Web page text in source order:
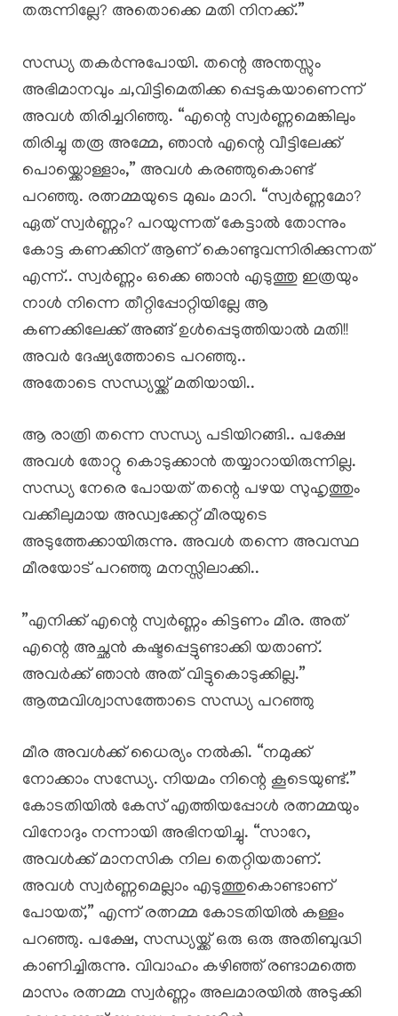
തരുന്നില്ലേ? അതൊക്കെ മതി നിനക്ക്.”
സന്ധ്യ തകർന്നുപോയി. തന്റെ അന്തസ്സും
അഭിമാനവും ച,വിട്ടിമെതിക്ക പ്പെടുകയാണെന്ന്
അവൾ തിരിച്ചറിഞ്ഞു. “എന്റെ സ്വർണ്ണമെങ്കിലും
തിരിച്ചു തരൂ അമ്മേ, ഞാൻ എന്റെ വീട്ടിലേക്ക്
പൊയ്ക്കൊള്ളാം,” അവൾ കരഞ്ഞുകൊണ്ട്
പറഞ്ഞു. ​രത്നമ്മയുടെ മുഖം മാറി. “സ്വർണ്ണമോ?
ഏത് സ്വർണ്ണം? പറയുന്നത് കേട്ടാൽ തോന്നും
കോട്ട കണക്കിന് ആണ് കൊണ്ടുവന്നിരിക്കുന്നത്
എന്ന്.. സ്വർണ്ണം ഒക്കെ ഞാൻ എടുത്തു ഇത്രയും
നാൾ നിന്നെ തീറ്റിപ്പോറ്റിയില്ലേ ആ
കണക്കിലേക്ക് അങ്ങ് ഉൾപ്പെടുത്തിയാൽ മതി!!
അവർ ദേഷ്യത്തോടെ പറഞ്ഞു..
അതോടെ സന്ധ്യയ്ക്ക് മതിയായി..
ആ രാത്രി തന്നെ സന്ധ്യ പടിയിറങ്ങി.. പക്ഷേ
അവൾ തോറ്റു കൊടുക്കാൻ തയ്യാറായിരുന്നില്ല.
സന്ധ്യ നേരെ പോയത് തന്റെ പഴയ സുഹൃത്തും
വക്കീലുമായ അഡ്വക്കേറ്റ് മീരയുടെ
അടുത്തേക്കായിരുന്നു. അവൾ തന്നെ അവസ്ഥ
മീരയോട് പറഞ്ഞു മനസ്സിലാക്കി..
​”എനിക്ക് എന്റെ സ്വർണ്ണം കിട്ടണം മീര. അത്
എന്റെ അച്ഛൻ കഷ്ടപ്പെട്ടുണ്ടാക്കി യതാണ്.
അവർക്ക് ഞാൻ അത് വിട്ടുകൊടുക്കില്ല.”
ആത്മവിശ്വാസത്തോടെ സന്ധ്യ പറഞ്ഞു
മീര അവൾക്ക് ധൈര്യം നൽകി. “നമുക്ക്
നോക്കാം സന്ധ്യേ. നിയമം നിന്റെ കൂടെയുണ്ട്.”
കോടതിയിൽ കേസ് എത്തിയപ്പോൾ രത്നമ്മയും
വിനോദും നന്നായി അഭിനയിച്ചു. “സാറേ,
അവൾക്ക് മാനസിക നില തെറ്റിയതാണ്.
അവൾ സ്വർണ്ണമെല്ലാം എടുത്തുകൊണ്ടാണ്
പോയത്,” എന്ന് രത്നമ്മ കോടതിയിൽ കള്ളം
പറഞ്ഞു. പക്ഷേ, സന്ധ്യയ്ക്ക് ഒരു ഒരു അതിബുദ്ധി
കാണിച്ചിരുന്നു. വിവാഹം കഴിഞ്ഞ് രണ്ടാമത്തെ
മാസം രത്നമ്മ സ്വർണ്ണം അലമാരയിൽ അടുക്കി